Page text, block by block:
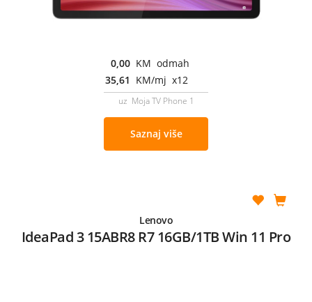
0,00 KM odmah
35,61 KM/mj x12
uz Moja TV Phone 1
Saznaj više
Lenovo
IdeaPad 3 15ABR8 R7 16GB/1TB Win 11 Pro